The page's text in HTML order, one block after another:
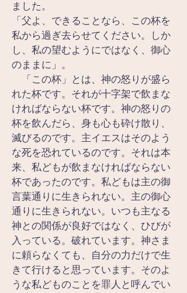
ました。
「父よ、できることなら、この杯を
私から過ぎ去らせてください。しか
し、私の望むようにではなく、御心
のままに」。
「この杯」とは、神の怒りが盛ら
れた杯です。それが十字架で飲まな
ければならない杯です。神の怒りの
杯を飲んだら、身も心も砕け散り、
滅びるのです。主イエスはそのよう
な死を恐れているのです。それは本
来、私どもが飲まなければならない
杯であったのです。私どもは主の御
言葉通りに生きられない。主の御心
通りに生きられない。いつも主なる
神との関係が良好ではなく、ひびが
入っている。破れています。神さま
に頼らなくても、自分の力だけで生
きて行けると思っています。そのよ
うな私どものことを罪人と呼んでい